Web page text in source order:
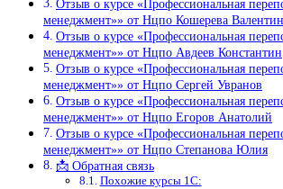
Отзыв о курсе «Профессиональная
менеджмент»» от Нцпо Кошерева
Отзыв о курсе «Профессиональная
менеджмент»» от Нцпо Авдеев Константин
Отзыв о курсе «Профессиональная
менеджмент»» от Нцпо Сергей Увранов
Отзыв о курсе «Профессиональная
менеджмент»» от Нцпо Егоров Анатолий
Отзыв о курсе «Профессиональная
менеджмент»» от Нцпо Степанова Юлия
📩 Обратная связь
Похожие курсы 1С: